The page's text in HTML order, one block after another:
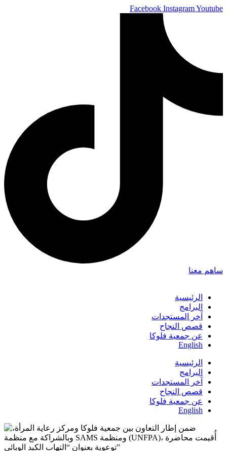
Skip
Facebook InstagramYoutube
ساهم معنا
الرئيسية
البرامج
آخر المستجدات
قصص النجاح
عن جمعية فلوكا
English
الرئيسية
البرامج
آخر المستجدات
قصص النجاح
عن جمعية فلوكا
English